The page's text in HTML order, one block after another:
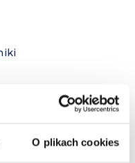
O plikach cookies